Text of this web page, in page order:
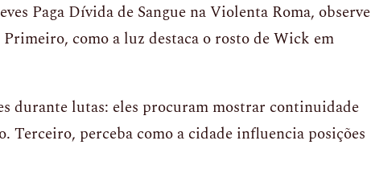
Paga Dívida de Sangue na Violenta Roma, observe
como a luz destaca o rosto de Wick em
durante lutas: eles procuram mostrar continuidade
Terceiro, perceba como a cidade influencia posições